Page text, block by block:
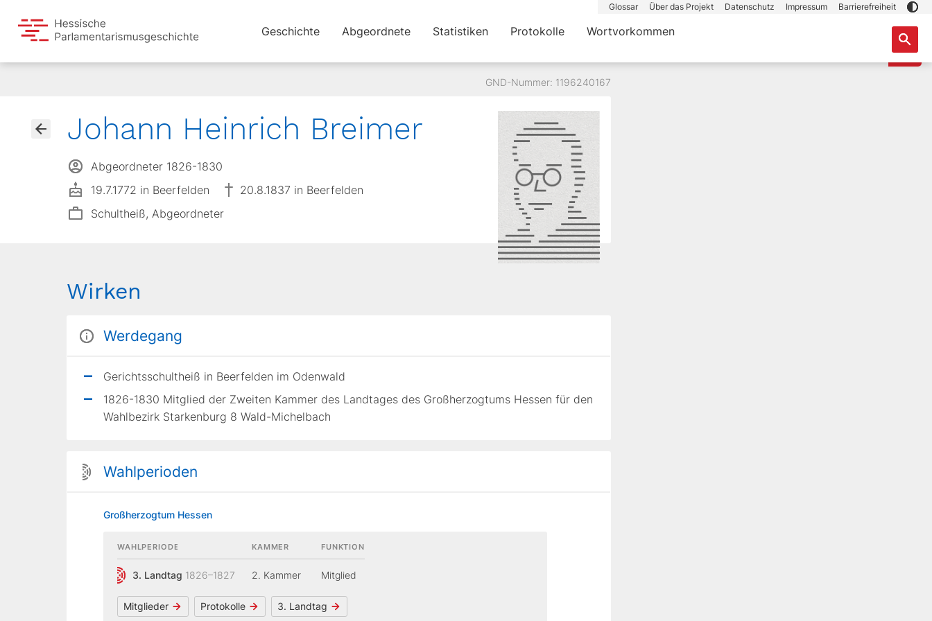
Glossar Über das Projekt Datenschutz Impressum Barrierefreiheit
Geschichte Abgeordnete Statistiken Protokolle Wortvorkommen
GND-Nummer: 1196240167
Johann Heinrich Breimer
Abgeordneter 1826-1830
19.7.1772 in Beerfelden
20.8.1837 in Beerfelden
Schultheiß, Abgeordneter
Wirken
Werdegang
Gerichtsschultheiß in Beerfelden im Odenwald
1826-1830 Mitglied der Zweiten Kammer des Landtages des Großherzogtums Hessen für den
Wahlbezirk Starkenburg 8 Wald-Michelbach
Wahlperioden
Großherzogtum Hessen
WAHLPERIODE
3. Landtag 1826–1827
KAMMER
2. Kammer
FUNKTION
Mitglied
Mitglieder Protokolle 3. Landtag